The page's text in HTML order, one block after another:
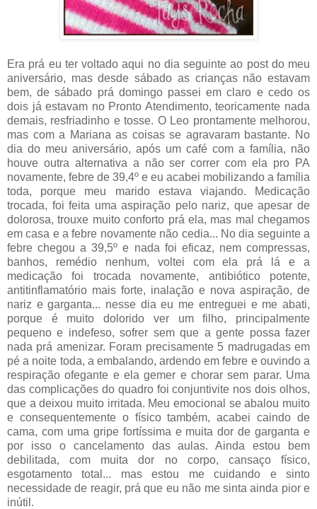
Era prá eu ter voltado aqui no dia seguinte ao post do meu
aniversário, mas desde sábado as crianças não estavam
bem, de sábado prá domingo passei em claro e cedo os
dois já estavam no Pronto Atendimento, teoricamente nada
demais, resfriadinho e tosse. O Leo prontamente melhorou,
mas com a Mariana as coisas se agravaram bastante. No
dia do meu aniversário, após um café com a família, não
houve outra alternativa a não ser correr com ela pro PA
novamente, febre de 39,4º e eu acabei mobilizando a família
toda, porque meu marido estava viajando. Medicação
trocada, foi feita uma aspiração pelo nariz, que apesar de
dolorosa, trouxe muito conforto prá ela, mas mal chegamos
em casa e a febre novamente não cedia... No dia seguinte a
febre chegou a 39,5º e nada foi eficaz, nem compressas,
banhos, remédio nenhum, voltei com ela prá lá e a
medicação foi trocada novamente, antibiótico potente,
antitinflamatório mais forte, inalação e nova aspiração, de
nariz e garganta... nesse dia eu me entreguei e me abati,
porque é muito dolorido ver um filho, principalmente
pequeno e indefeso, sofrer sem que a gente possa fazer
nada prá amenizar. Foram precisamente 5 madrugadas em
pé a noite toda, a embalando, ardendo em febre e ouvindo a
respiração ofegante e ela gemer e chorar sem parar. Uma
das complicações do quadro foi conjuntivite nos dois olhos,
que a deixou muito irritada. Meu emocional se abalou muito
e consequentemente o físico também, acabei caindo de
cama, com uma gripe fortíssima e muita dor de garganta e
por isso o cancelamento das aulas. Ainda estou bem
debilitada, com muita dor no corpo, cansaço físico,
esgotamento total... mas estou me cuidando e sinto
necessidade de reagir, prá que eu não me sinta ainda pior e
inútil.